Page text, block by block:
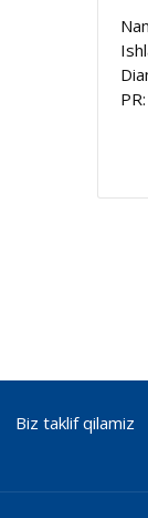
Biz taklif qilamiz